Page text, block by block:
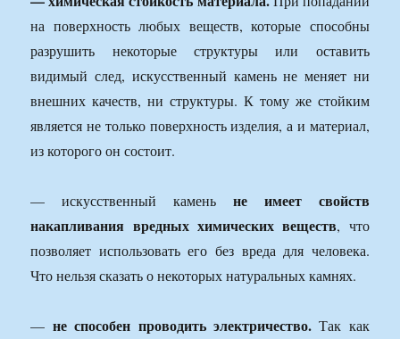
на поверхность любых веществ, которые способны
разрушить некоторые структуры или оставить
видимый след, искусственный камень не меняет ни
внешних качеств, ни структуры. К тому же стойким
является не только поверхность изделия, а и материал,
из которого он состоит.
— искусственный камень не имеет свойств
накапливания вредных химических веществ, что
позволяет использовать его без вреда для человека.
Что нельзя сказать о некоторых натуральных камнях.
— не способен проводить электричество.Так как